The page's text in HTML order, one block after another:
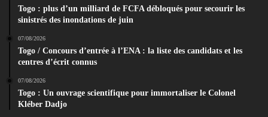
Togo : plus d’un milliard de FCFA débloqués pour secourir les
sinistrés des inondations de juin
07/08/2026
Togo / Concours d’entrée à l’ENA : la liste des candidats et les
centres d’écrit connus
07/08/2026
Togo : Un ouvrage scientifique pour immortaliser le Colonel
Kléber Dadjo